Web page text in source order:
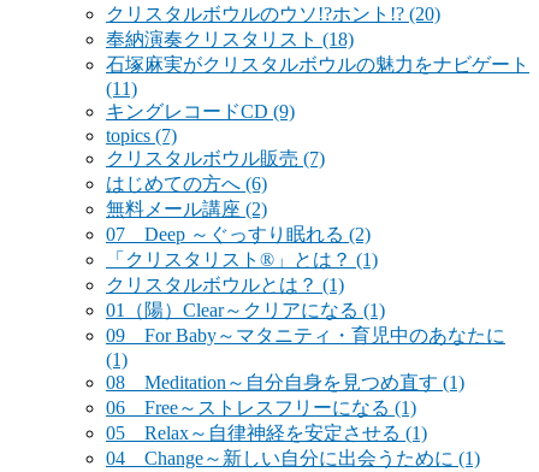
クリスタルボウルのウソ!?ホント!? (20)
奉納演奏クリスタリスト (18)
石塚麻実がクリスタルボウルの魅力をナビゲート
(11)
キングレコードCD (9)
topics (7)
クリスタルボウル販売 (7)
はじめての方へ (6)
無料メール講座 (2)
07 Deep ～ぐっすり眠れる (2)
「クリスタリスト®」とは？ (1)
クリスタルボウルとは？ (1)
01（陽）Clear～クリアになる (1)
09 For Baby～マタニティ・育児中のあなたに
(1)
08 Meditation～自分自身を見つめ直す (1)
06 Free～ストレスフリーになる (1)
05 Relax～自律神経を安定させる (1)
04 Change～新しい自分に出会うために (1)